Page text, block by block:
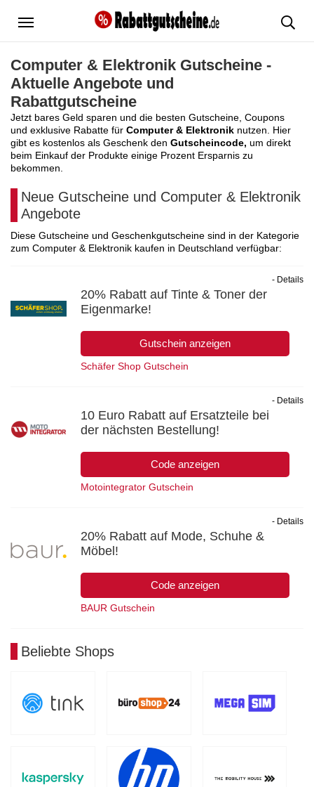
Menü
Computer & Elektronik Gutscheine -
Aktuelle Angebote und
Rabattgutscheine
Jetzt bares Geld sparen und die besten Gutscheine, Coupons
und exklusive Rabatte für Computer & Elektronik nutzen. Hier
gibt es kostenlos als Geschenk den Gutscheincode, um direkt
beim Einkauf der Produkte einige Prozent Ersparnis zu
bekommen.
Neue Gutscheine und Computer & Elektronik
Angebote
Diese Gutscheine und Geschenkgutscheine sind in der Kategorie
zum Computer & Elektronik kaufen in Deutschland verfügbar:
20% Rabatt auf Tinte & Toner der
Eigenmarke!
Gutschein anzeigen
- Details
Schäfer Shop Gutschein
10 Euro Rabatt auf Ersatzteile bei
der nächsten Bestellung!
Code anzeigen
- Details
Motointegrator Gutschein
20% Rabatt auf Mode, Schuhe &
Möbel!
Code anzeigen
- Details
BAUR Gutschein
Beliebte Shops